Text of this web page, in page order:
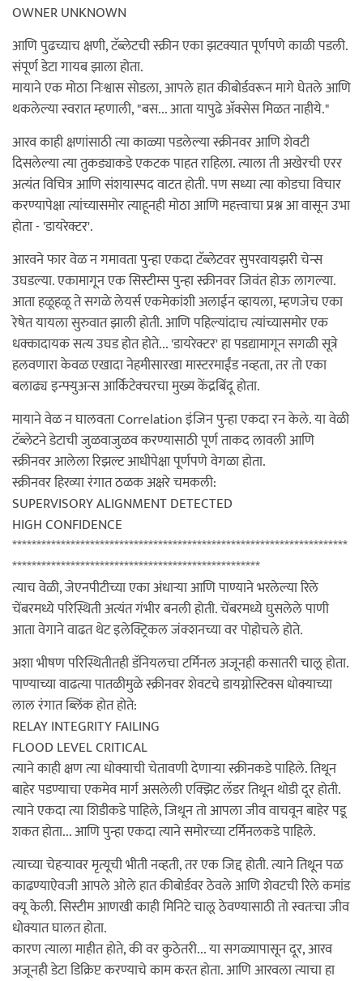
OWNER UNKNOWN
आणि पुढच्याच क्षणी, टॅब्लेटची स्क्रीन एका झटक्यात पूर्णपणे काळी पडली.
संपूर्ण डेटा गायब झाला होता.
मायाने एक मोठा निःश्वास सोडला, आपले हात कीबोर्डवरून मागे घेतले आणि
थकलेल्या स्वरात म्हणाली, "बस... आता यापुढे अ‍ॅक्सेस मिळत नाहीये."
आरव काही क्षणांसाठी त्या काळ्या पडलेल्या स्क्रीनवर आणि शेवटी
दिसलेल्या त्या तुकड्याकडे एकटक पाहत राहिला. त्याला ती अखेरची एरर
अत्यंत विचित्र आणि संशयास्पद वाटत होती. पण सध्या त्या कोडचा विचार
करण्यापेक्षा त्यांच्यासमोर त्याहूनही मोठा आणि महत्त्वाचा प्रश्न आ वासून उभा
होता - 'डायरेक्टर'.
आरवने फार वेळ न गमावता पुन्हा एकदा टॅब्लेटवर सुपरवायझरी चेन्स
उघडल्या. एकामागून एक सिस्टीम्स पुन्हा स्क्रीनवर जिवंत होऊ लागल्या.
आता हळूहळू ते सगळे लेयर्स एकमेकांशी अलाईन व्हायला, म्हणजेच एका
रेषेत यायला सुरुवात झाली होती. आणि पहिल्यांदाच त्यांच्यासमोर एक
धक्कादायक सत्य उघड होत होते... 'डायरेक्टर' हा पडद्यामागून सगळी सूत्रे
हलवणारा केवळ एखादा नेहमीसारखा मास्टरमाईंड नव्हता, तर तो एका
बलाढ्य इन्फ्युअन्स आर्किटेक्चरचा मुख्य केंद्रबिंदू होता.
मायाने वेळ न घालवता Correlation इंजिन पुन्हा एकदा रन केले. या वेळी
टॅब्लेटने डेटाची जुळवाजुळव करण्यासाठी पूर्ण ताकद लावली आणि
स्क्रीनवर आलेला रिझल्ट आधीपेक्षा पूर्णपणे वेगळा होता.
स्क्रीनवर हिरव्या रंगात ठळक अक्षरे चमकली:
SUPERVISORY ALIGNMENT DETECTED
HIGH CONFIDENCE
*********************************************************************
***************************************************
त्याच वेळी, जेएनपीटीच्या एका अंधाऱ्या आणि पाण्याने भरलेल्या रिले
चेंबरमध्ये परिस्थिती अत्यंत गंभीर बनली होती. चेंबरमध्ये घुसलेले पाणी
आता वेगाने वाढत थेट इलेक्ट्रिकल जंक्शनच्या वर पोहोचले होते.
अशा भीषण परिस्थितीतही डॅनियलचा टर्मिनल अजूनही कसातरी चालू होता.
पाण्याच्या वाढत्या पातळीमुळे स्क्रीनवर शेवटचे डायग्नोस्टिक्स धोक्याच्या
लाल रंगात ब्लिंक होत होते:
RELAY INTEGRITY FAILING
FLOOD LEVEL CRITICAL
त्याने काही क्षण त्या धोक्याची चेतावणी देणाऱ्या स्क्रीनकडे पाहिले. तिथून
बाहेर पडण्याचा एकमेव मार्ग असलेली एक्झिट लॅडर तिथून थोडी दूर होती.
त्याने एकदा त्या शिडीकडे पाहिले, जिथून तो आपला जीव वाचवून बाहेर पडू
शकत होता... आणि पुन्हा एकदा त्याने समोरच्या टर्मिनलकडे पाहिले.
त्याच्या चेहऱ्यावर मृत्यूची भीती नव्हती, तर एक जिद्द होती. त्याने तिथून पळ
काढण्याऐवजी आपले ओले हात कीबोर्डवर ठेवले आणि शेवटची रिले कमांड
क्यू केली. सिस्टीम आणखी काही मिनिटे चालू ठेवण्यासाठी तो स्वतःचा जीव
धोक्यात घालत होता.
कारण त्याला माहीत होते, की वर कुठेतरी... या सगळ्यापासून दूर, आरव
अजूनही डेटा डिक्रिप्ट करण्याचे काम करत होता. आणि आरवला त्याचा हा